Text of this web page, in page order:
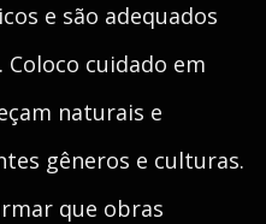
e são adequados
cuidado em
naturais e
gêneros e culturas.
que obras